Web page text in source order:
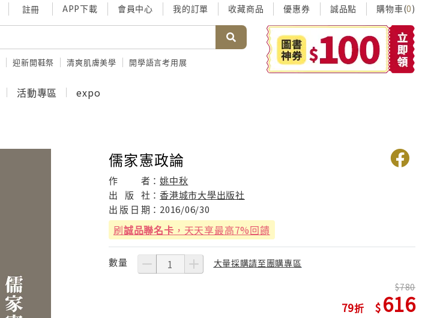
註冊 APP下載 會員中心 我的訂單 收藏商品 優惠券 誠品點 購物車(0)
迎新開鞋祭 清爽肌膚美學 開學語言考用展
活動專區 expo
儒家憲政論
作 者：姚中秋
出
版 社：香港城市大學出版社
出 版 日 期： 2016/06/30
刷誠品聯名卡 ，天天享最高7%回饋
數量 大量採購請至團購專區
79
780
616